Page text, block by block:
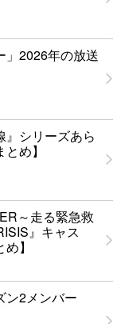
」2026年の放送
』シリーズあら
め】
～走る緊急救
』キャス
】
ン2メンバー